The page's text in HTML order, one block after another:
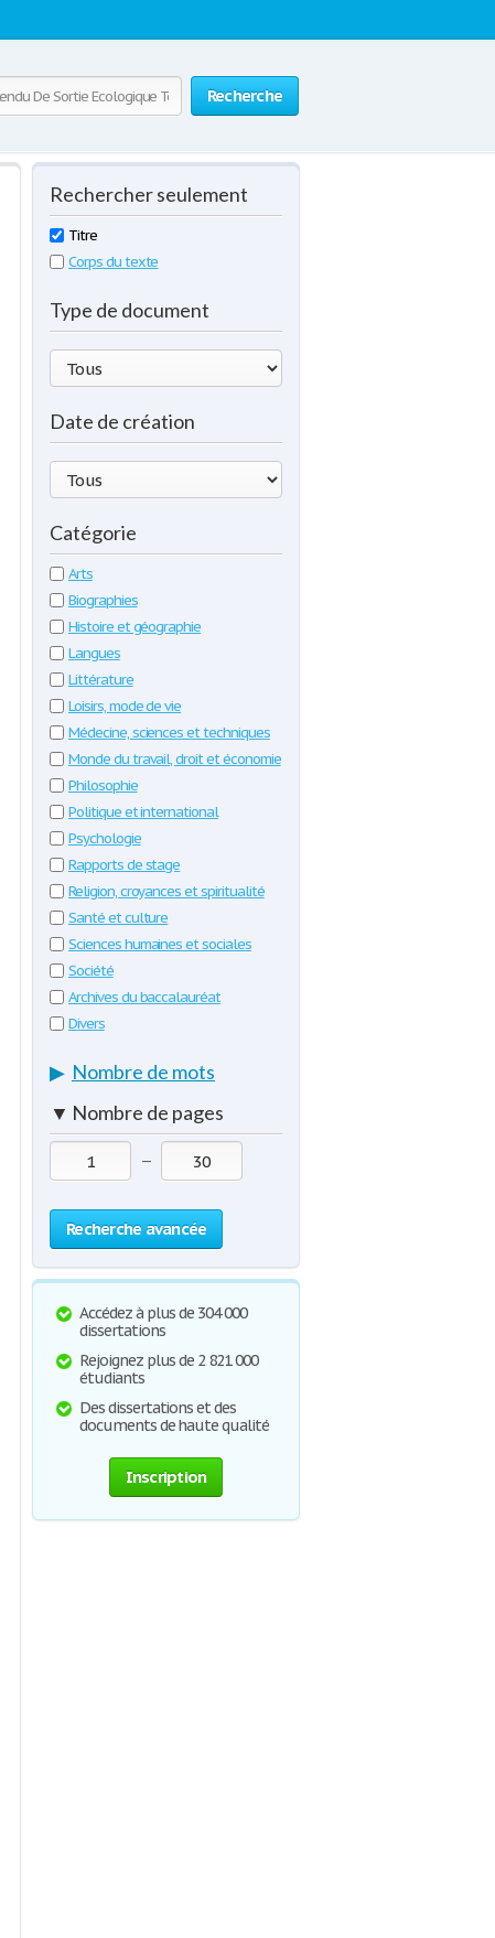
Recherche
Rechercher seulement
Titre
Corps du texte
Type de document
Date de création
Catégorie
Arts
Biographies
Histoire et géographie
Langues
Littérature
Loisirs, mode de vie
Médecine, sciences et techniques
Monde du travail, droit et économie
Philosophie
Politique et international
Psychologie
Rapports de stage
Religion, croyances et spiritualité
Santé et culture
Sciences humaines et sociales
Société
Archives du baccalauréat
Divers
▶ Nombre de mots
▼ Nombre de pages
—
Recherche avancée
Accédez à plus de 304 000
dissertations
Rejoignez plus de 2 821 000
étudiants
Des dissertations et des
documents de haute qualité
Inscription